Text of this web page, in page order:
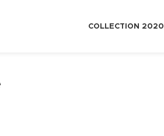
COLLECTION 2020